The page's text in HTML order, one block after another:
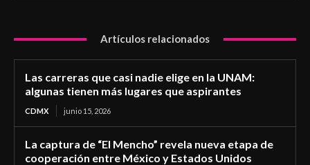
Artículos relacionados
Las carreras que casi nadie elige en la UNAM:
algunas tienen más lugares que aspirantes
CDMX junio 15, 2026
La captura de “El Mencho” revela nueva etapa de
cooperación entre México y Estados Unidos